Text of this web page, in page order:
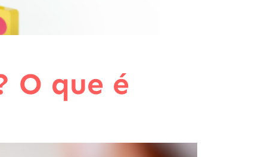
O que é